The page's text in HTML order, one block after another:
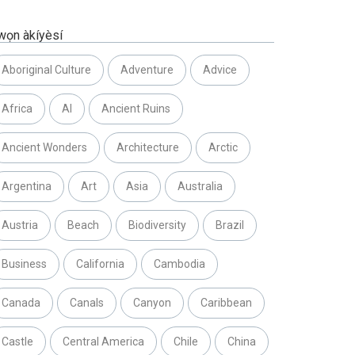
àkíyèsí
Aboriginal Culture Adventure Advice
Africa AI Ancient Ruins
Ancient Wonders Architecture Arctic
Argentina Art Asia Australia
Austria Beach Biodiversity Brazil
Business California Cambodia
Canada Canals Canyon Caribbean
Castle Central America Chile China